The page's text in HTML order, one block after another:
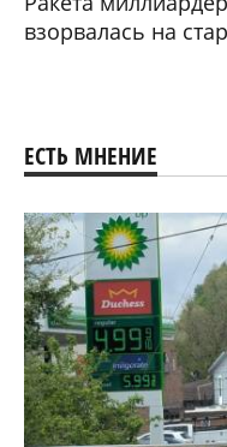
взорвалась на
ЕСТЬ МНЕНИЕ